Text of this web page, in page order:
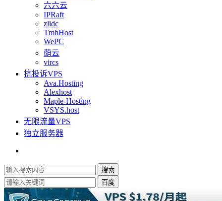
六六云
IPRaft
zlidc
TmhHost
WePC
荫云
vircs
抗投诉VPS
Ava.Hosting
Alexhost
Maple-Hosting
VSYS.host
无限流量VPS
独立服务器